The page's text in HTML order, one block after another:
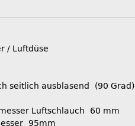
/ Luftdüse
seitlich ausblasend (90 Grad)
Luftschlauch 60 mm
95mm